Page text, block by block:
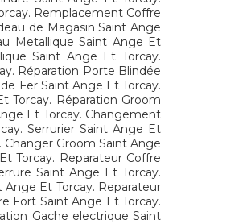
Remplacement Coffre
de Magasin Saint Ange
Metallique Saint Ange Et
Saint Ange Et Torcay.
Réparation Porte Blindée
Fer Saint Ange Et Torcay.
Torcay. Réparation Groom
Et Torcay. Changement
Serrurier Saint Ange Et
Changer Groom Saint Ange
Torcay. Reparateur Coffre
Saint Ange Et Torcay.
Et Torcay. Reparateur
Fort Saint Ange Et Torcay.
Gache electrique Saint